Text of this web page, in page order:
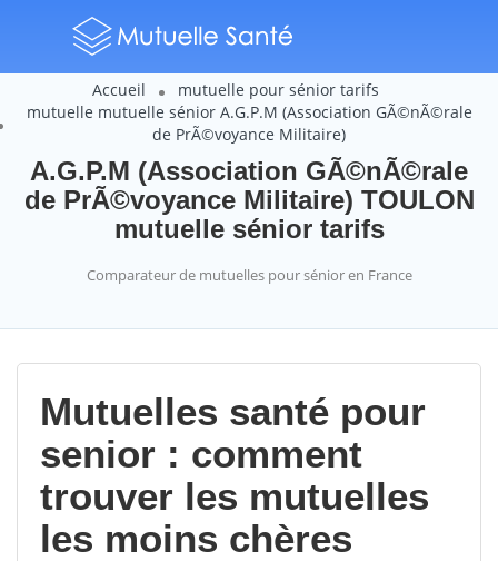
Accueil
mutuelle pour sénior tarifs
mutuelle mutuelle sénior A.G.P.M (Association GÃ©nÃ©rale
de PrÃ©voyance Militaire)
A.G.P.M (Association GÃ©nÃ©rale
de PrÃ©voyance Militaire) TOULON
mutuelle sénior tarifs
Comparateur de mutuelles pour sénior en France
Mutuelles santé pour
senior : comment
trouver les mutuelles
les moins chères